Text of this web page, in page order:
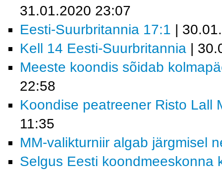
31.01.2020 23:07
Eesti-Suurbritannia 17:1 |
Kell 14 Eesti-Suurbritannia |
Meeste koondis sõidab
22:58
Koondise peatreener Risto Lall
11:35
MM-valikturniir algab järgmisel
Selgus Eesti koondmeeskonna